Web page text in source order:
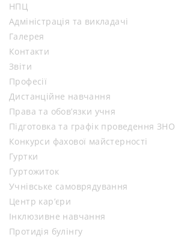
НПЦ
Адміністрація та викладачі
Галерея
Контакти
Звіти
Професії
Дистанційне навчання
Права та обов’язки учня
Підготовка та графік проведення ЗНО
Конкурси фахової майстерності
Гуртки
Гуртожиток
Учнівське самоврядування
Центр кар’єри
Інклюзивне навчання
Протидія булінгу